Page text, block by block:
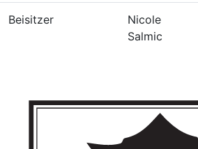
Beisitzer
Nicole
Salmic